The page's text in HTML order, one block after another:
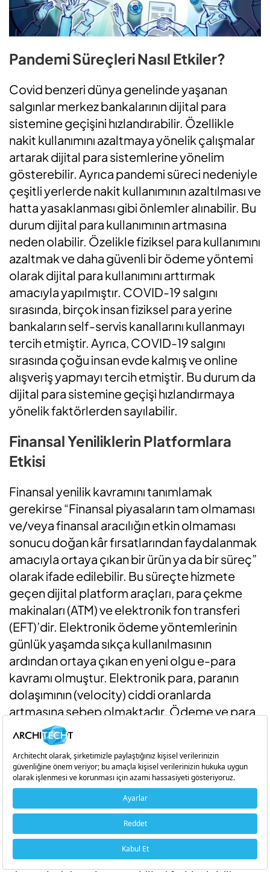
Pandemi Süreçleri Nasıl Etkiler?
Covid benzeri dünya genelinde yaşanan
salgınlar merkez bankalarının dijital para
sistemine geçişini hızlandırabilir. Özellikle
nakit kullanımını azaltmaya yönelik çalışmalar
artarak dijital para sistemlerine yönelim
gösterebilir. Ayrıca pandemi süreci nedeniyle
çeşitli yerlerde nakit kullanımının azaltılması ve
hatta yasaklanması gibi önlemler alınabilir. Bu
durum dijital para kullanımının artmasına
neden olabilir. Özelikle fiziksel para kullanımını
azaltmak ve daha güvenli bir ödeme yöntemi
olarak dijital para kullanımını arttırmak
amacıyla yapılmıştır. COVID-19 salgını
sırasında, birçok insan fiziksel para yerine
bankaların self-servis kanallarını kullanmayı
tercih etmiştir. Ayrıca, COVID-19 salgını
sırasında çoğu insan evde kalmış ve online
alışveriş yapmayı tercih etmiştir. Bu durum da
dijital para sistemine geçişi hızlandırmaya
yönelik faktörlerden sayılabilir.
Finansal Yeniliklerin Platformlara
Etkisi
Finansal yenilik kavramını tanımlamak
gerekirse “Finansal piyasaların tam olmaması
ve/veya finansal aracılığın etkin olmaması
sonucu doğan kâr fırsatlarından faydalanmak
amacıyla ortaya çıkan bir ürün ya da bir süreç”
olarak ifade edilebilir. Bu süreçte hizmete
geçen dijital platform araçları, para çekme
makinaları (ATM) ve elektronik fon transferi
(EFT)’dir. Elektronik ödeme yöntemlerinin
günlük yaşamda sıkça kullanılmasının
ardından ortaya çıkan en yeni olgu e-para
kavramı olmuştur. Elektronik para, paranın
dolaşımının (velocity) ciddi oranlarda
artmasına sebep olmaktadır. Ödeme ve para
transferlerinin tamamen internet üzerinden
yapılması ile birlikte dijital paralar kullanılmaya
başlanmıştır (Özbaş, 2019: 87).
Merkez bankası dijital para sisteminde ilk
etapta ATM cihazları tamamen devre dışı
kalmayabilir. Dijital para kullanımının yoğun
olduğu ekonomilerde ATM’ler üzerindeki
fiziksel işlemler azalacaktır. Ancak, dijital para